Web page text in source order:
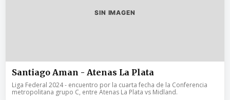
SIN IMAGEN
Santiago Aman - Atenas La Plata
Liga Federal 2024 - encuentro por la cuarta fecha de la Conferencia
metropolitana grupo C, entre Atenas La Plata vs Midland.